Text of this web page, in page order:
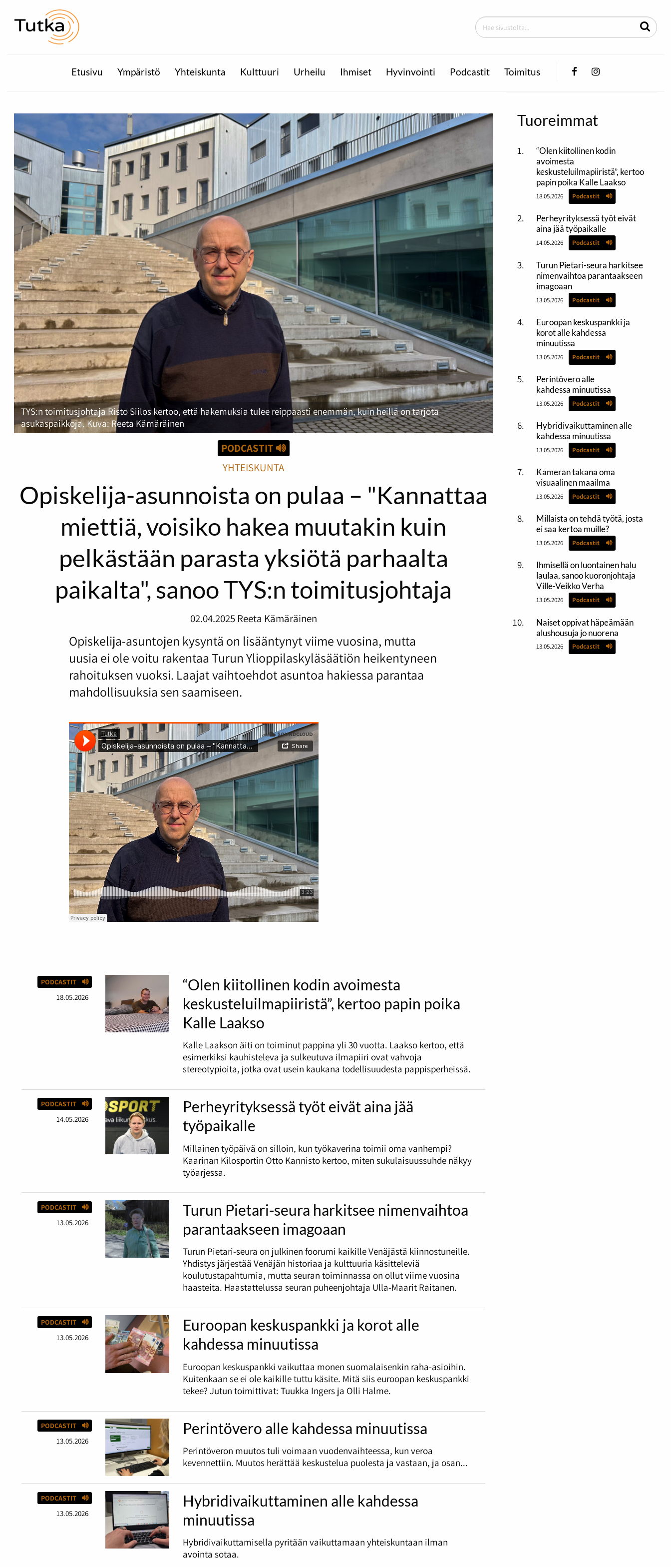
Etusivu Ympäristö Yhteiskunta Kulttuuri Urheilu Ihmiset Hyvinvointi Podcastit Toimitus FacebookInstagram
TYS:n toimitusjohtaja Risto Siilos kertoo, että hakemuksia tulee reippaasti enemmän, kuin heillä on tarjota
asukaspaikkoja. Kuva: Reeta Kämäräinen
PODCASTIT
YHTEISKUNTA
Opiskelija-asunnoista on pulaa – "Kannattaa
miettiä, voisiko hakea muutakin kuin
pelkästään parasta yksiötä parhaalta
paikalta", sanoo TYS:n toimitusjohtaja
02.04.2025 Reeta Kämäräinen
Opiskelija-asuntojen kysyntä on lisääntynyt viime vuosina, mutta
uusia ei ole voitu rakentaa Turun Ylioppilaskyläsäätiön heikentyneen
rahoituksen vuoksi. Laajat vaihtoehdot asuntoa hakiessa parantaa
mahdollisuuksia sen saamiseen.
PODCASTIT
18.05.2026
“Olen kiitollinen kodin avoimesta
keskusteluilmapiiristä”, kertoo papin poika
Kalle Laakso
Kalle Laakson äiti on toiminut pappina yli 30 vuotta. Laakso kertoo, että
esimerkiksi kauhisteleva ja sulkeutuva ilmapiiri ovat vahvoja
stereotypioita, jotka ovat usein kaukana todellisuudesta pappisperheissä.
PODCASTIT
14.05.2026
Perheyrityksessä työt eivät aina jää
työpaikalle
Millainen työpäivä on silloin, kun työkaverina toimii oma vanhempi?
Kaarinan Kilosportin Otto Kannisto kertoo, miten sukulaisuussuhde näkyy
työarjessa.
PODCASTIT
13.05.2026
Turun Pietari-seura harkitsee nimenvaihtoa
parantaakseen imagoaan
Turun Pietari-seura on julkinen foorumi kaikille Venäjästä kiinnostuneille.
Yhdistys järjestää Venäjän historiaa ja kulttuuria käsitteleviä
koulutustapahtumia, mutta seuran toiminnassa on ollut viime vuosina
haasteita. Haastattelussa seuran puheenjohtaja Ulla-Maarit Raitanen.
PODCASTIT
13.05.2026
Euroopan keskuspankki ja korot alle
kahdessa minuutissa
Euroopan keskuspankki vaikuttaa monen suomalaisenkin raha-asioihin.
Kuitenkaan se ei ole kaikille tuttu käsite. Mitä siis euroopan keskuspankki
tekee? Jutun toimittivat: Tuukka Ingers ja Olli Halme.
PODCASTIT
13.05.2026
Perintövero alle kahdessa minuutissa
Perintöveron muutos tuli voimaan vuodenvaihteessa, kun veroa
kevennettiin. Muutos herättää keskustelua puolesta ja vastaan, ja osan...
PODCASTIT
13.05.2026
Hybridivaikuttaminen alle kahdessa
minuutissa
Hybridivaikuttamisella pyritään vaikuttamaan yhteiskuntaan ilman
avointa sotaa.
Tuoreimmat
“Olen kiitollinen kodin
avoimesta
keskusteluilmapiiristä”, kertoo
papin poika Kalle Laakso
18.05.2026 Podcastit
Perheyrityksessä työt eivät
aina jää työpaikalle
14.05.2026 Podcastit
Turun Pietari-seura harkitsee
nimenvaihtoa parantaakseen
imagoaan
13.05.2026 Podcastit
Euroopan keskuspankki ja
korot alle kahdessa
minuutissa
13.05.2026 Podcastit
Perintövero alle
kahdessa minuutissa
13.05.2026 Podcastit
Hybridivaikuttaminen alle
kahdessa minuutissa
13.05.2026 Podcastit
Kameran takana oma
visuaalinen maailma
13.05.2026 Podcastit
Millaista on tehdä työtä, josta
ei saa kertoa muille?
13.05.2026 Podcastit
Ihmisellä on luontainen halu
laulaa, sanoo kuoronjohtaja
Ville-Veikko Verha
13.05.2026 Podcastit
Naiset oppivat häpeämään
alushousuja jo nuorena
13.05.2026 Podcastit